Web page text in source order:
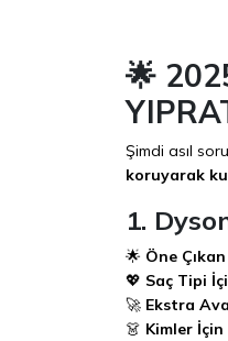
🌟
Şimdi asıl
koruyarak
1.
🌟 Öne
💖 Saç Tipi
🚀 Ekstra
👗 Kimler İçin